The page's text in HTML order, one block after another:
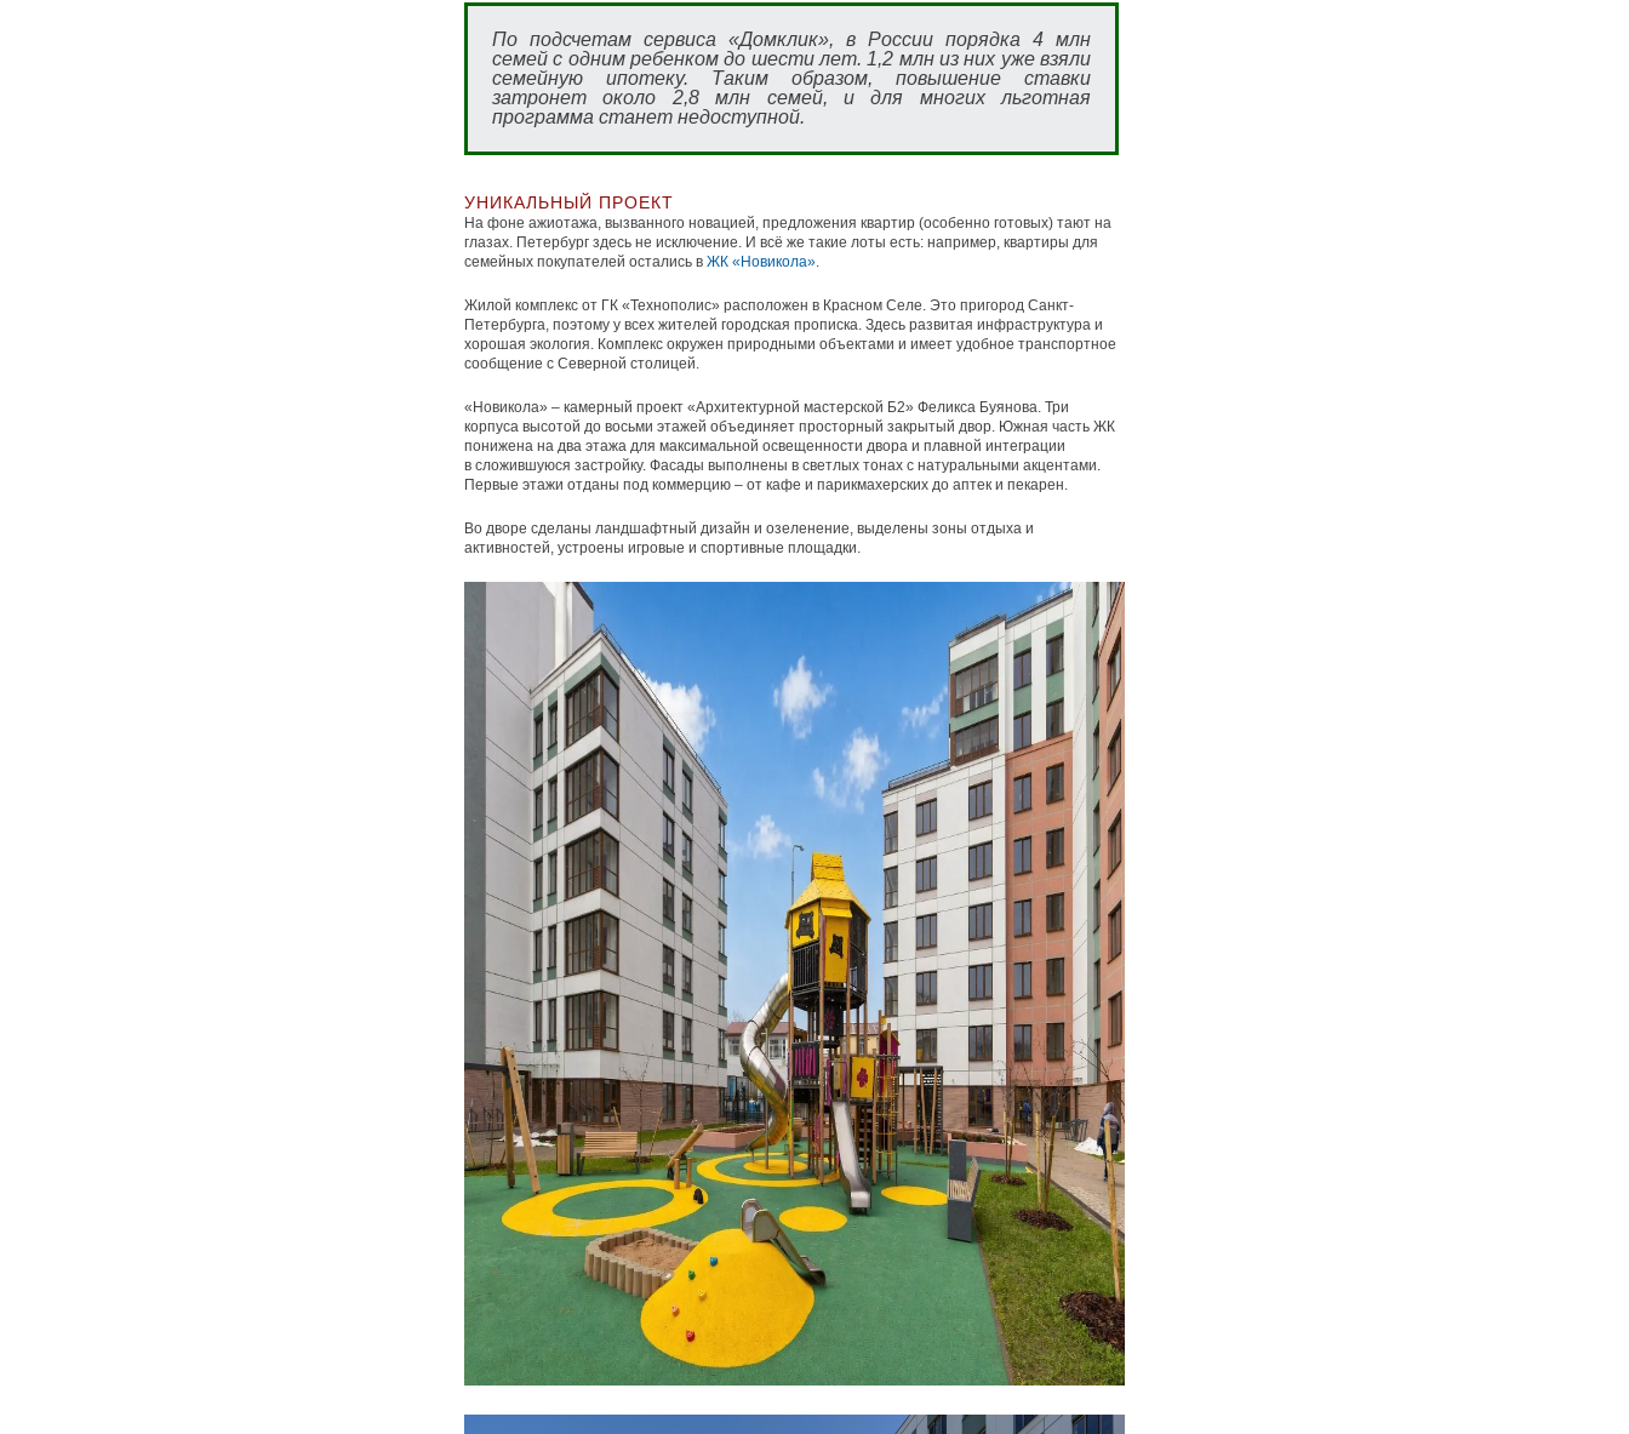
По подсчетам сервиса «Домклик», в России порядка 4 млн
семей с одним ребенком до шести лет. 1,2 млн из них уже взяли
семейную ипотеку. Таким образом, повышение ставки
затронет около 2,8 млн семей, и для многих льготная
программа станет недоступной.
УНИКАЛЬНЫЙ ПРОЕКТ
На фоне ажиотажа, вызванного новацией, предложения квартир (особенно готовых) тают на
глазах. Петербург здесь не исключение. И всё же такие лоты есть: например, квартиры для
семейных покупателей остались в ЖК «Новикола».
Жилой комплекс от ГК «Технополис» расположен в Красном Селе. Это пригород Санкт-
Петербурга, поэтому у всех жителей городская прописка. Здесь развитая инфраструктура и
хорошая экология. Комплекс окружен природными объектами и имеет удобное транспортное
сообщение с Северной столицей.
«Новикола» – камерный проект «Архитектурной мастерской Б2» Феликса Буянова. Три
корпуса высотой до восьми этажей объединяет просторный закрытый двор. Южная часть ЖК
понижена на два этажа для максимальной освещенности двора и плавной интеграции
в сложившуюся застройку. Фасады выполнены в светлых тонах с натуральными акцентами.
Первые этажи отданы под коммерцию – от кафе и парикмахерских до аптек и пекарен.
Во дворе сделаны ландшафтный дизайн и озеленение, выделены зоны отдыха и
активностей, устроены игровые и спортивные площадки.